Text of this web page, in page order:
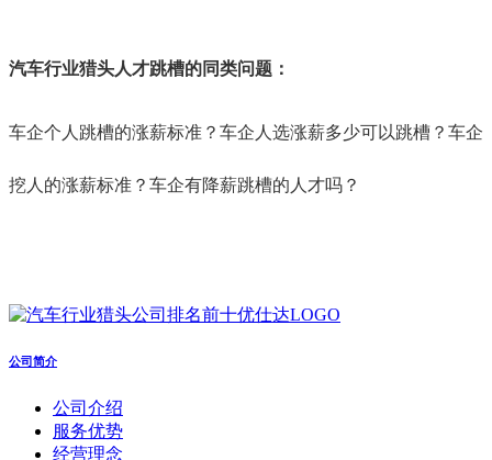
汽车行业猎头人才跳槽的同类问题：
车企个人跳槽的涨薪标准？车企人选涨薪多少可以跳槽？车企
挖人的涨薪标准？车企有降薪跳槽的人才吗？
公司简介
公司介绍
服务优势
经营理念